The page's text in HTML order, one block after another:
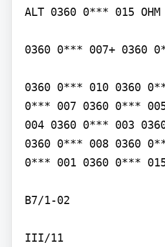
ALT 0360 0*** 015 OHM
0360 0*** 007+ 0360
0360 0*** 010 0360
0*** 007 0360 0***
004 0360 0*** 003
0360 0*** 008 0360
0*** 001 0360 0***
B7/1-02
III/11